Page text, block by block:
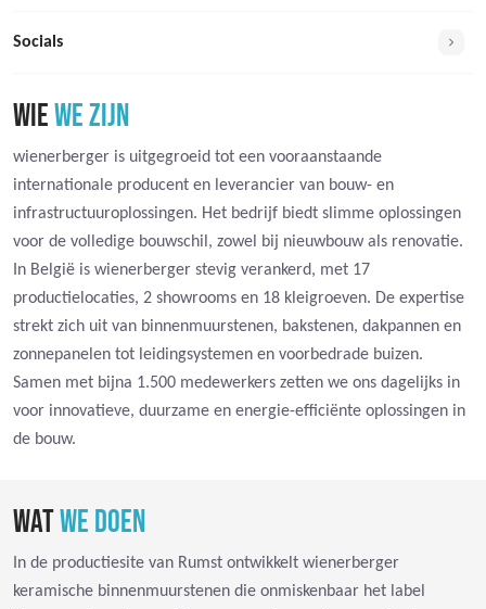
Socials
WIEWE ZIJN
wienerberger is uitgegroeid tot een vooraanstaande
internationale producent en leverancier van bouw- en
infrastructuuroplossingen. Het bedrijf biedt slimme oplossingen
voor de volledige bouwschil, zowel bij nieuwbouw als renovatie.
In België is wienerberger stevig verankerd, met 17
productielocaties, 2 showrooms en 18 kleigroeven. De expertise
strekt zich uit van binnenmuurstenen, bakstenen, dakpannen en
zonnepanelen tot leidingsystemen en voorbedrade buizen.
Samen met bijna 1.500 medewerkers zetten we ons dagelijks in
voor innovatieve, duurzame en energie-efficiënte oplossingen in
de bouw.
WATWE DOEN
In de productiesite van Rumst ontwikkelt wienerberger
keramische binnenmuurstenen die onmiskenbaar het label